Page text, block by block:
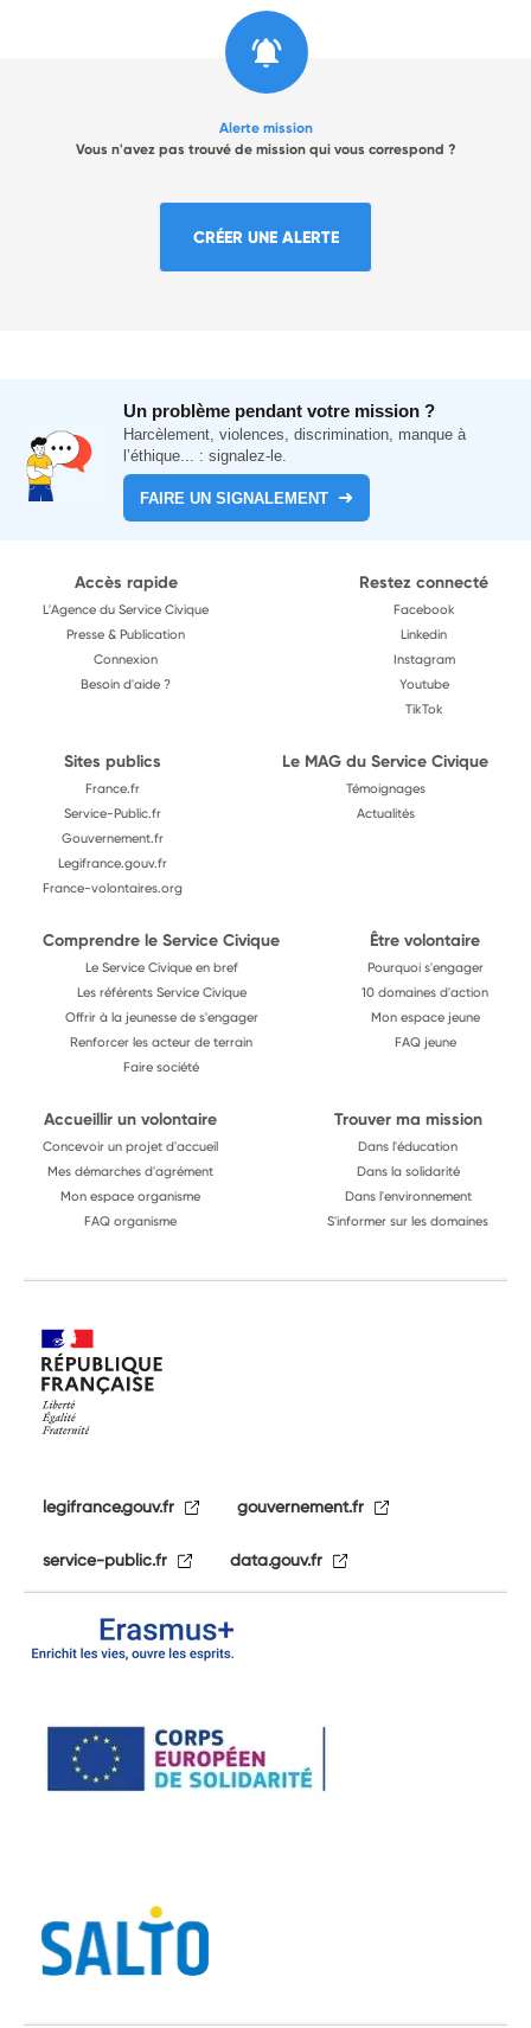
Alerte mission
Vous n'avez pas trouvé de mission qui vous correspond ?
CRÉER UNE ALERTE
Un problème pendant votre mission ?
Harcèlement, violences, discrimination, manque à
l’éthique... : signalez-le.
FAIRE UN SIGNALEMENT
Accès rapide
L'Agence du Service Civique
Presse & Publication
Connexion
Besoin d'aide ?
Restez connecté
Facebook
Linkedin
Instagram
Youtube
TikTok
Sites publics
France.fr
Service-Public.fr
Gouvernement.fr
Legifrance.gouv.fr
France-volontaires.org
Le MAG du Service Civique
Témoignages
Actualités
Comprendre le Service Civique
Le Service Civique en bref
Les référents Service Civique
Offrir à la jeunesse de s'engager
Renforcer les acteur de terrain
Faire société
Être volontaire
Pourquoi s'engager
10 domaines d'action
Mon espace jeune
FAQ jeune
Accueillir un volontaire
Concevoir un projet d'accueil
Mes démarches d'agrément
Mon espace organisme
FAQ organisme
Trouver ma mission
Dans l'éducation
Dans la solidarité
Dans l'environnement
S'informer sur les domaines
legifrance.gouv.fr gouvernement.fr
service-public.fr data.gouv.fr